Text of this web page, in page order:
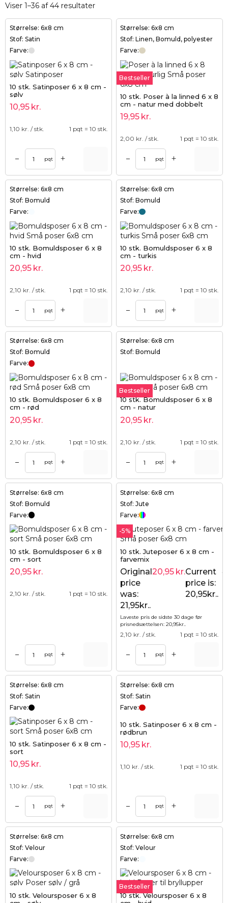
Viser 1–36 af 44 resultater
Størrelse: 6x8 cm
Stof: Satin
Farve:
10 stk. Satinposer 6 x 8 cm -
sølv
10,95 kr.
1,10 kr. / stk. 1 pqt = 10 stk.
– pqt +
Størrelse: 6x8 cm
Stof: Linen, Bomuld, polyester
Farve:
Bestseller
10 stk. Poser à la linned 6 x 8
cm - natur med dobbelt
bomuldssnøre
19,95 kr.
2,00 kr. / stk. 1 pqt = 10 stk.
– pqt +
Størrelse: 6x8 cm
Stof: Bomuld
Farve:
10 stk. Bomuldsposer 6 x 8
cm - hvid
20,95 kr.
2,10 kr. / stk. 1 pqt = 10 stk.
– pqt +
Størrelse: 6x8 cm
Stof: Bomuld
Farve:
10 stk. Bomuldsposer 6 x 8
cm - turkis
20,95 kr.
2,10 kr. / stk. 1 pqt = 10 stk.
– pqt +
Størrelse: 6x8 cm
Stof: Bomuld
Farve:
10 stk. Bomuldsposer 6 x 8
cm - rød
20,95 kr.
2,10 kr. / stk. 1 pqt = 10 stk.
– pqt +
Størrelse: 6x8 cm
Stof: Bomuld
Bestseller
10 stk. Bomuldsposer 6 x 8
cm - natur
20,95 kr.
2,10 kr. / stk. 1 pqt = 10 stk.
– pqt +
Størrelse: 6x8 cm
Stof: Bomuld
Farve:
10 stk. Bomuldsposer 6 x 8
cm - sort
20,95 kr.
2,10 kr. / stk. 1 pqt = 10 stk.
– pqt +
Størrelse: 6x8 cm
Stof: Jute
Farve:
-5%
10 stk. Juteposer 6 x 8 cm -
farvemix
Original
price
was:
21,95kr..
20,95 kr.Current
price is:
20,95kr..
Laveste pris de sidste 30 dage før
prisnedsættelsen:20,95kr..
2,10 kr. / stk. 1 pqt = 10 stk.
– pqt +
Størrelse: 6x8 cm
Stof: Satin
Farve:
10 stk. Satinposer 6 x 8 cm -
sort
10,95 kr.
1,10 kr. / stk. 1 pqt = 10 stk.
– pqt +
Størrelse: 6x8 cm
Stof: Satin
Farve:
10 stk. Satinposer 6 x 8 cm -
rødbrun
10,95 kr.
1,10 kr. / stk. 1 pqt = 10 stk.
– pqt +
Størrelse: 6x8 cm
Stof: Velour
Farve:
10 stk. Veloursposer 6 x 8
Størrelse: 6x8 cm
Stof: Velour
Farve:
Bestseller
10 stk. Veloursposer 6 x 8